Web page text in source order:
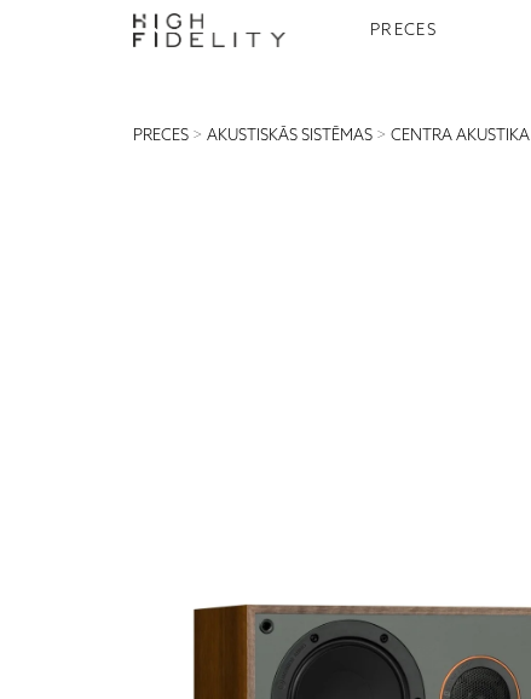
PRECES
PRECES > AKUSTISKĀS SISTĒMAS > CENTRA AKUSTIKA